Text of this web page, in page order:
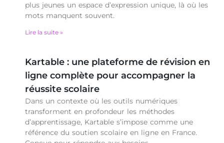
plus jeunes un espace d’expression unique, là où les
mots manquent souvent.
Lire la suite »
Kartable : une plateforme de révision en
ligne complète pour accompagner la
réussite scolaire
Dans un contexte où les outils numériques
transforment en profondeur les méthodes
d’apprentissage, Kartable s’impose comme une
référence du soutien scolaire en ligne en France.